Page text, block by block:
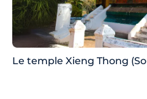
Le temple Xieng Thong